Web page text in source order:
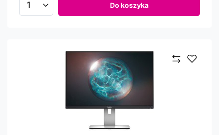
Ilość produktów Do koszyka